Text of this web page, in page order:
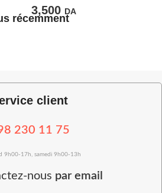
3,500 DA
récemment
client
230 11 75
9h00-17h, samedi 9h00-13h
nous par email